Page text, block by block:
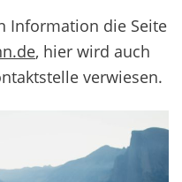
Information die Seite
, hier wird auch
verwiesen.